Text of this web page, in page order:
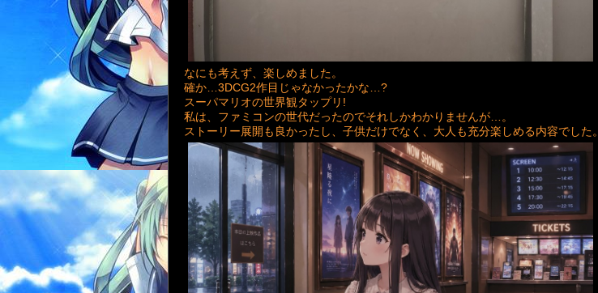
なにも考えず、楽しめました。
確か…3DCG2作目じゃなかったかな…?
スーパマリオの世界観タップリ!
私は、ファミコンの世代だったのでそれしかわかりませんが…。
ストーリー展開も良かったし、子供だけでなく、大人も充分楽しめる内容でした。